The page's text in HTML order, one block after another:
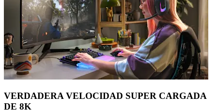
VERDADERA VELOCIDAD SUPER CARGADA
DE 8K